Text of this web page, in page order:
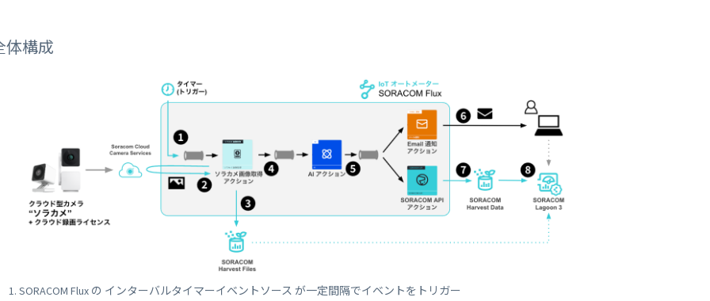
体構成
SORACOM Flux の インターバルタイマーイベントソース が一定間隔でイベントをトリガー